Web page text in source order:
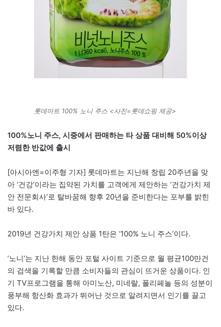
롯데마트 100% 노니 주스 <사진=롯데쇼핑 제공>
100%노니 주스, 시중에서 판매하는 타 상품 대비해 50%이상
저렴한 반값에 출시
[아시아엔=이주형 기자] 롯데마트는 지난해 창립 20주년을 맞
아 ‘건강’이라는 집약된 가치를 고객에게 제안하는 ‘건강가치 제
안 전문회사’로 탈바꿈해 향후 20년을 준비한다는 포부를 밝힌
바 있다.
2019년 건강가치 제안 상품 1탄은 ‘100% 노니 주스’이다.
‘노니’는 지난 한해 동안 포털 사이트 기준으로 월 평균100만건
의 검색을 기록할 만큼 소비자들의 관심이 뜨거운 상품이다. 인
기 TV프로그램을 통해 아미노산, 미네랄, 폴리페놀 등의 성분이
풍부해 항산화 효과가 뛰어난 것으로 알려지면서 인기를 끌고
있다.